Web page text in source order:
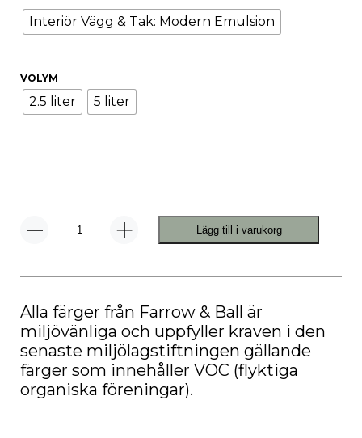
Interiör Vägg & Tak: Modern Emulsion
VOLYM
2.5 liter 5 liter
No.
Lägg till i varukorg
Alla färger från Farrow & Ball är
miljövänliga och uppfyller kraven i den
senaste miljölagstiftningen gällande
färger som innehåller VOC (flyktiga
organiska föreningar).